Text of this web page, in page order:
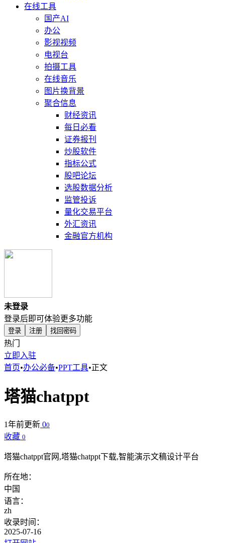
在线工具
国产AI
办公
影视视频
电视台
拍摄工具
在线音乐
图片换背景
聚合信息
财经资讯
每日必看
证券报刊
炒股软件
指标公式
股吧论坛
选股数据分析
监管投诉
量化交易平台
外汇资讯
金融官方机构
未登录
登录后即可体验更多功能
登录 注册 找回密码
热门
立即入驻
首页•办公必备•PPT工具•正文
塔猫chatppt
1年前更新 00
收藏 0
塔猫chatppt官网,塔猫chatppt下载,智能演示文稿设计平台
所在地：
中国
语言：
zh
收录时间：
2025-07-16